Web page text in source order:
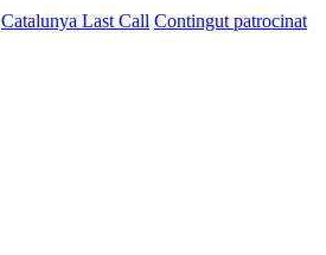
Catalunya Last Call Contingut patrocinat